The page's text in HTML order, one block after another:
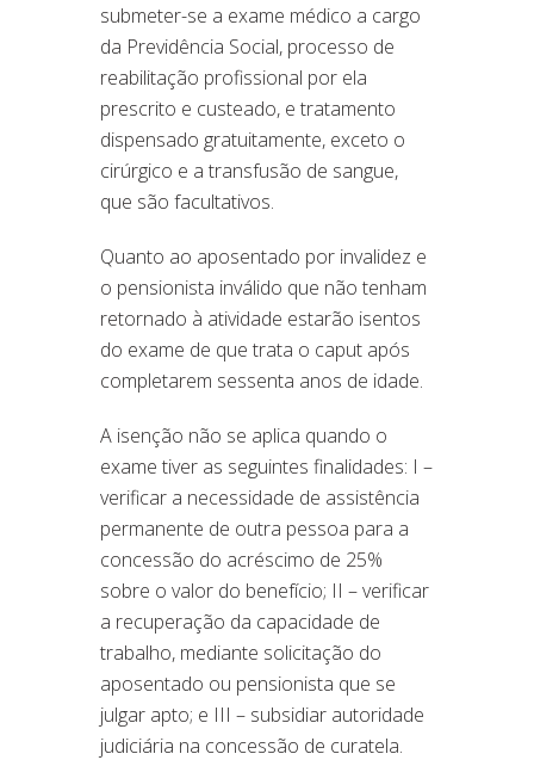
submeter-se a exame médico a cargo
da Previdência Social, processo de
reabilitação profissional por ela
prescrito e custeado, e tratamento
dispensado gratuitamente, exceto o
cirúrgico e a transfusão de sangue,
que são facultativos.
Quanto ao aposentado por invalidez e
o pensionista inválido que não tenham
retornado à atividade estarão isentos
do exame de que trata o caput após
completarem sessenta anos de idade.
A isenção não se aplica quando o
exame tiver as seguintes finalidades: I –
verificar a necessidade de assistência
permanente de outra pessoa para a
concessão do acréscimo de 25%
sobre o valor do benefício; II – verificar
a recuperação da capacidade de
trabalho, mediante solicitação do
aposentado ou pensionista que se
julgar apto; e III – subsidiar autoridade
judiciária na concessão de curatela.